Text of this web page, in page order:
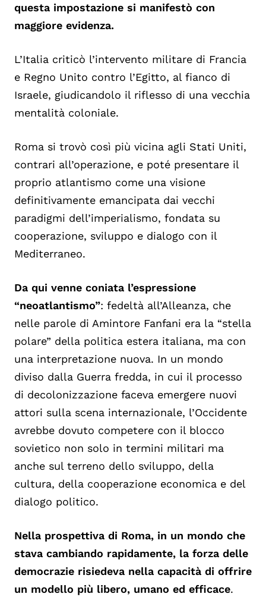
questa impostazione si manifestò con
maggiore evidenza.
L’Italia criticò l’intervento militare di Francia
e Regno Unito contro l’Egitto, al fianco di
Israele, giudicandolo il riflesso di una vecchia
mentalità coloniale.
Roma si trovò così più vicina agli Stati Uniti,
contrari all’operazione, e poté presentare il
proprio atlantismo come una visione
definitivamente emancipata dai vecchi
paradigmi dell’imperialismo, fondata su
cooperazione, sviluppo e dialogo con il
Mediterraneo.
Da qui venne coniata l’espressione
“neoatlantismo”: fedeltà all’Alleanza, che
nelle parole di Amintore Fanfani era la “stella
polare” della politica estera italiana, ma con
una interpretazione nuova. In un mondo
diviso dalla Guerra fredda, in cui il processo
di decolonizzazione faceva emergere nuovi
attori sulla scena internazionale, l’Occidente
avrebbe dovuto competere con il blocco
sovietico non solo in termini militari ma
anche sul terreno dello sviluppo, della
cultura, della cooperazione economica e del
dialogo politico.
Nella prospettiva di Roma, in un mondo che
stava cambiando rapidamente, la forza delle
democrazie risiedeva nella capacità di offrire
un modello più libero, umano ed efficace.